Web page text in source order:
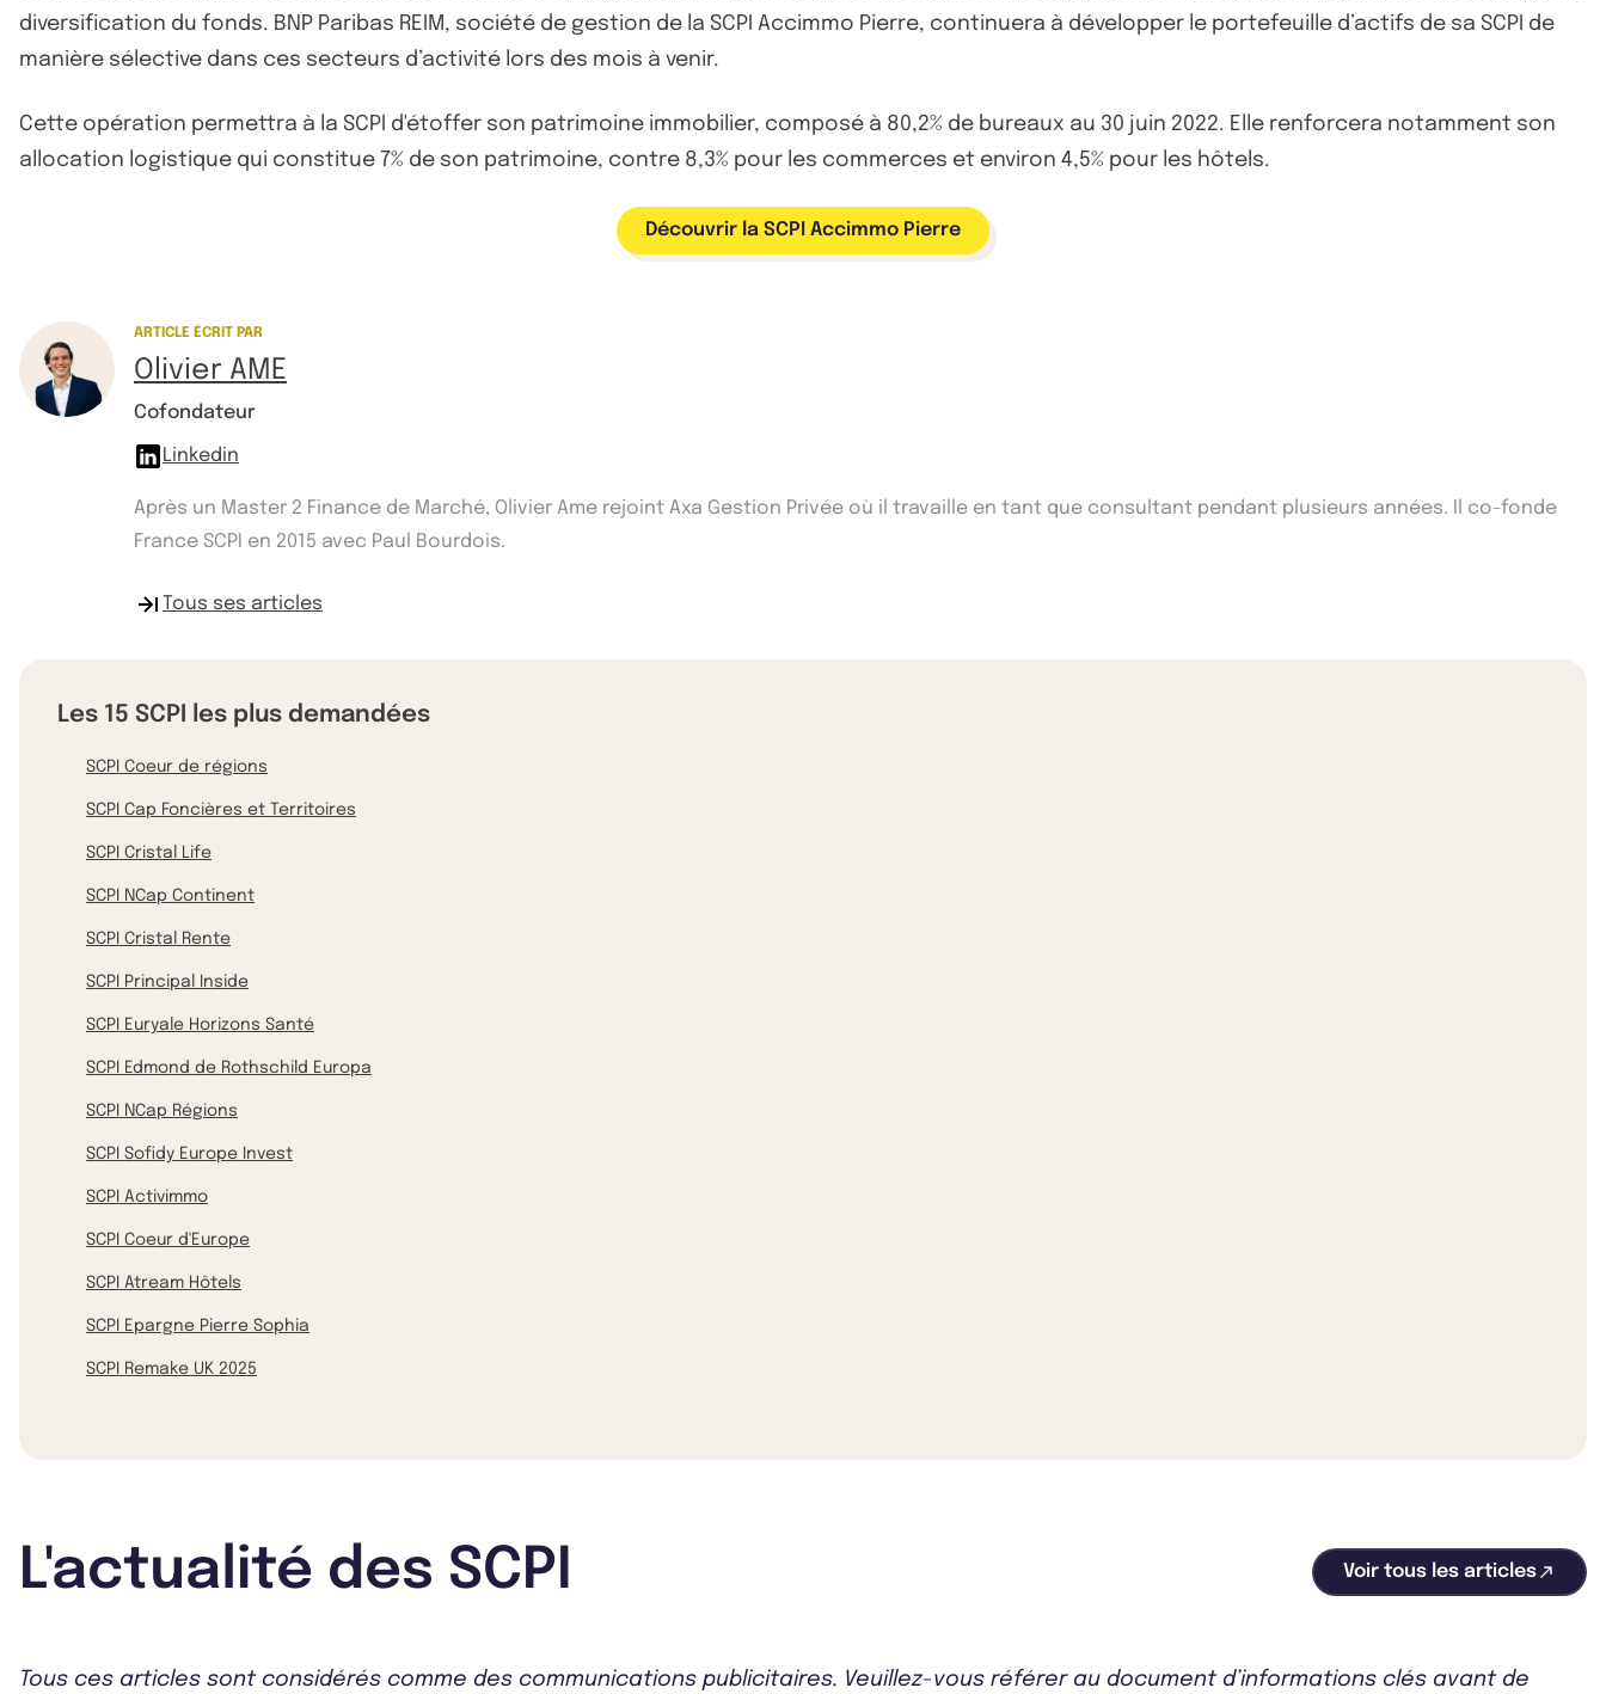
diversification du fonds. BNP Paribas REIM, société de gestion de la SCPI Accimmo Pierre, continuera à développer le portefeuille d’actifs de sa SCPI de
manière sélective dans ces secteurs d’activité lors des mois à venir.
Cette opération permettra à la SCPI d'étoffer son patrimoine immobilier, composé à 80,2% de bureaux au 30 juin 2022. Elle renforcera notamment son
allocation logistique qui constitue 7% de son patrimoine, contre 8,3% pour les commerces et environ 4,5% pour les hôtels.
Découvrir la SCPI Accimmo Pierre
ARTICLE ÉCRIT PAR
Olivier AME
Cofondateur
Linkedin
Après un Master 2 Finance de Marché, Olivier Ame rejoint Axa Gestion Privée où il travaille en tant que consultant pendant plusieurs années. Il co-fonde
France SCPI en 2015 avec Paul Bourdois.
Tous ses articles
Les 15 SCPI les plus demandées
SCPI Coeur de régions
SCPI Cap Foncières et Territoires
SCPI Cristal Life
SCPI NCap Continent
SCPI Cristal Rente
SCPI Principal Inside
SCPI Euryale Horizons Santé
SCPI Edmond de Rothschild Europa
SCPI NCap Régions
SCPI Sofidy Europe Invest
SCPI Activimmo
SCPI Coeur d'Europe
SCPI Atream Hôtels
SCPI Epargne Pierre Sophia
SCPI Remake UK 2025
L'actualité des SCPI Voir tous les articles
Tous ces articles sont considérés comme des communications publicitaires. Veuillez-vous référer au document d’informations clés avant de